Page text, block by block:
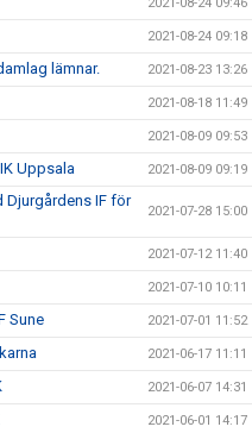
2021-08-24 09:18
lämnar. 2021-08-23 13:26
2021-08-18 11:49
2021-08-09 09:53
Uppsala 2021-08-09 09:19
Djurgårdens IF för
2021-07-28 15:00
2021-07-12 11:40
2021-07-10 10:11
Sune 2021-07-01 11:52
2021-06-17 11:11
2021-06-07 14:31
2021-06-01 14:17